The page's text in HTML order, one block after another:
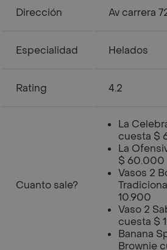
Dirección Av carrera
Especialidad Helados
Rating 4.2
Cuanto sale?
La
cuesta $
La
$ 60.000
Vasos 2
10.900
Vaso 2
cuesta $
Banana
Brownie